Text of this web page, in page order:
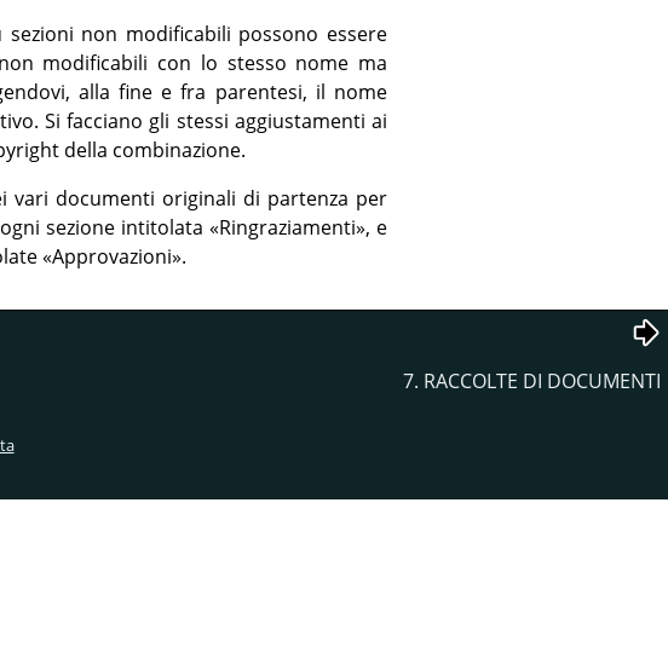
non modificabili possono essere
modificabili con lo stesso nome ma
alla fine e fra parentesi, il nome
Si facciano gli stessi aggiustamenti ai
della combinazione.
vari documenti originali di partenza per
sezione intitolata «Ringraziamenti», e
«Approvazioni».
7. RACCOLTE DI DOCUMENTI